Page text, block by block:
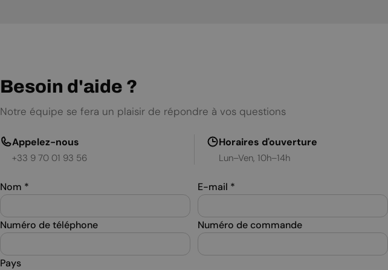
Besoin d'aide ?
Notre équipe se fera un plaisir de répondre à vos questions
Appelez-nous
+33 9 70 01 93 56
Horaires d'ouverture
Lun–Ven, 10h–14h
Nom * E-mail *
Numéro de téléphone Numéro de commande
Pays
RUSSIAN
SWEDISH
TURKISH
UKRAINIAN